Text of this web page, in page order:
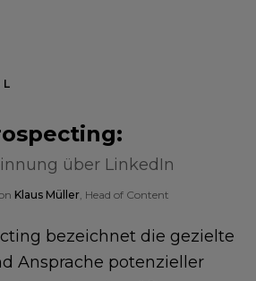
L
:
über LinkedIn
Klaus Müller, Head of Content
bezeichnet die gezielte
Ansprache potenzieller